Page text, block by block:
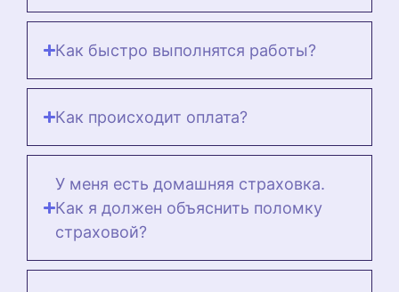
Как быстро выполнятся работы?
Как происходит оплата?
У меня есть домашняя страховка.
Как я должен объяснить поломку
страховой?